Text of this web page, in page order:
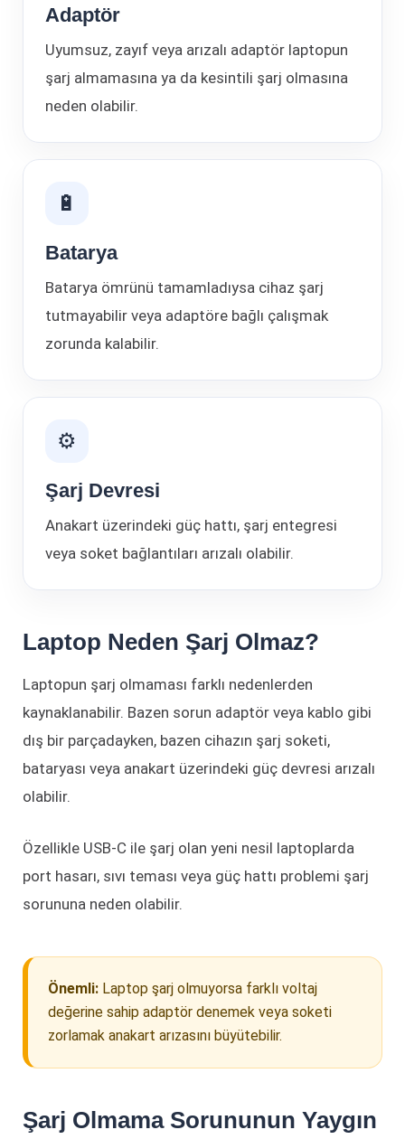
Adaptör
Uyumsuz, zayıf veya arızalı adaptör laptopun
şarj almamasına ya da kesintili şarj olmasına
neden olabilir.
🔋
Batarya
Batarya ömrünü tamamladıysa cihaz şarj
tutmayabilir veya adaptöre bağlı çalışmak
zorunda kalabilir.
⚙
Şarj Devresi
Anakart üzerindeki güç hattı, şarj entegresi
veya soket bağlantıları arızalı olabilir.
Laptop Neden Şarj Olmaz?
Laptopun şarj olmaması farklı nedenlerden
kaynaklanabilir. Bazen sorun adaptör veya kablo gibi
dış bir parçadayken, bazen cihazın şarj soketi,
bataryası veya anakart üzerindeki güç devresi arızalı
olabilir.
Özellikle USB-C ile şarj olan yeni nesil laptoplarda
port hasarı, sıvı teması veya güç hattı problemi şarj
sorununa neden olabilir.
Önemli: Laptop şarj olmuyorsa farklı voltaj
değerine sahip adaptör denemek veya soketi
zorlamak anakart arızasını büyütebilir.
Şarj Olmama Sorununun Yaygın